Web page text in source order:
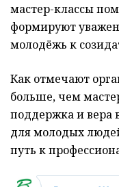
мастер-классы
формируют
молодёжь к
Как отмечают
больше, чем
поддержка и вера
для молодых
путь к